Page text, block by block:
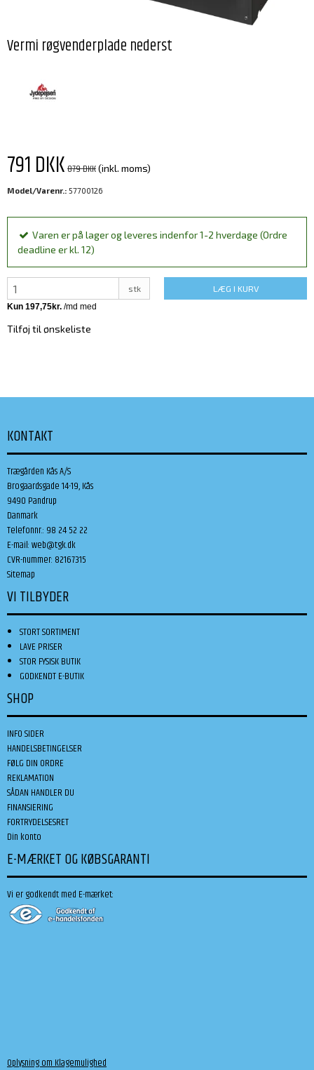
Vermi røgvenderplade nederst
791 DKK879 DKK(inkl. moms)
Model/Varenr.: 57700126
Varen er på lager og leveres indenfor 1-2 hverdage (Ordre
deadline er kl. 12)
stk LÆG I KURV
Tilføj til ønskeliste
KONTAKT
Trægården Kås A/S
Brogaardsgade 14-19, Kås
9490 Pandrup
Danmark
Telefonnr.: 98 24 52 22
E-mail:web@tgk.dk
CVR-nummer: 82167315
Sitemap
VI TILBYDER
STORT SORTIMENT
LAVE PRISER
STOR FYSISK BUTIK
GODKENDT E-BUTIK
SHOP
INFO SIDER
HANDELSBETINGELSER
FØLG DIN ORDRE
REKLAMATION
SÅDAN HANDLER DU
FINANSIERING
FORTRYDELSESRET
Din konto
E-MÆRKET OG KØBSGARANTI
Vi er godkendt med E-mærket:
Oplysning om Klagemulighed